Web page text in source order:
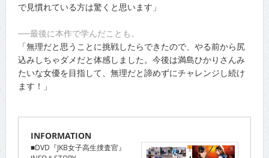
で見慣れている方は驚くと思います」
──最後に本作で学んだことも。
「無理だと思うことに挑戦したらできたので、やる前から尻
込みしちゃダメだと体感しました。今後は満島ひかりさんみ
たいな女優を目指して、無理だと諦めずにチャレンジし続け
ます！」
INFORMATION
■DVD『JKB女子高生捜査官』